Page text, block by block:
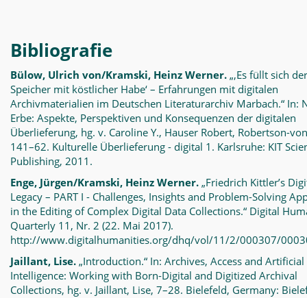
Bibliografie
Bülow, Ulrich von/Kramski, Heinz Werner. „‚Es füllt sich der
Speicher mit köstlicher Habe‘ – Erfahrungen mit digitalen
Archivmaterialien im Deutschen Literaturarchiv Marbach.“ In:
Erbe: Aspekte, Perspektiven und Konsequenzen der digitalen
Überlieferung, hg. v. Caroline Y., Hauser Robert, Robertson-
141–62. Kulturelle Überlieferung - digital 1. Karlsruhe: KIT
Publishing, 2011.
Enge, Jürgen/Kramski, Heinz Werner. „Friedrich Kittler’s
Legacy – PART I - Challenges, Insights and Problem-Solving
in the Editing of Complex Digital Data Collections.“ Digital
Quarterly 11, Nr. 2 (22. Mai 2017).
http://www.digitalhumanities.org/dhq/vol/11/2/000307/
Jaillant, Lise. „Introduction.“ In: Archives, Access and Artificial
Intelligence: Working with Born-Digital and Digitized Archival
Collections, hg. v. Jaillant, Lise, 7–28. Bielefeld, Germany: